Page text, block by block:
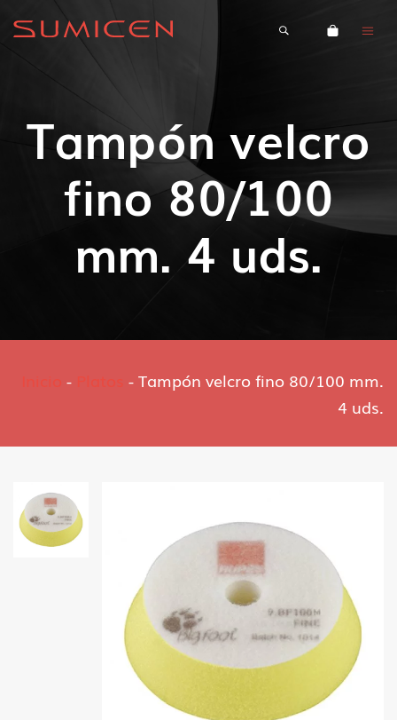
Tampón velcro
fino 80/100
mm. 4 uds.
- -Tampón velcro fino 80/100 mm.
4 uds.